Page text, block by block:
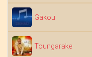
Gakou
Toungarake